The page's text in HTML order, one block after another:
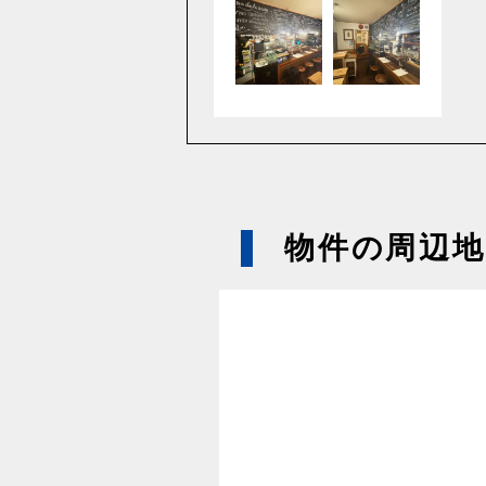
物件の周辺